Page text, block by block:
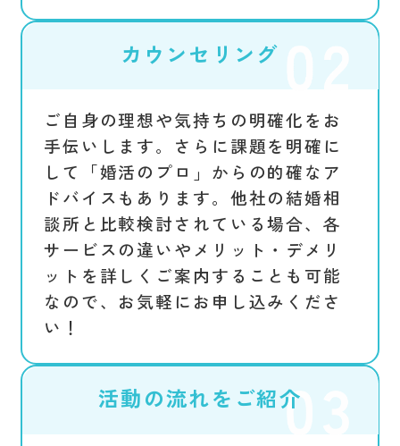
カウンセリング
ご自身の理想や気持ちの明確化をお
手伝いします。さらに課題を明確に
して「婚活のプロ」からの的確なア
ドバイスもあります。他社の結婚相
談所と比較検討されている場合、各
サービスの違いやメリット・デメリ
ットを詳しくご案内することも可能
なので、お気軽にお申し込みくださ
い！
活動の流れをご紹介